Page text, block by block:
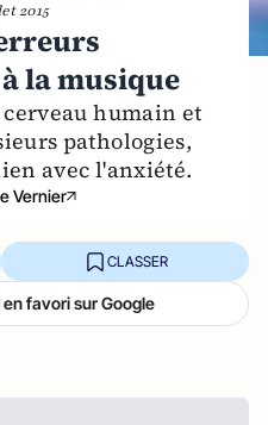
2015
la musique
humain et
pathologies,
avec l'anxiété.
Vernier
CLASSER
favori sur Google